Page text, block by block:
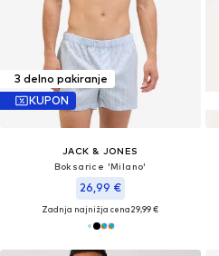
3 delno pakiranje
KUPON
JACK & JONES
Boksarice 'Milano'
26,99 €
Zadnja najnižja cena29,99 €